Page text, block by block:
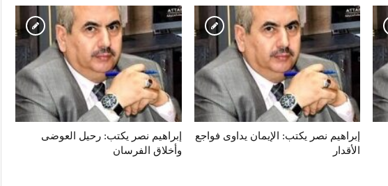
إبراهيم نصر يكتب: الإيمان يداوى فواجع
الأقدار
إبراهيم نصر يكتب: رحيل العوضى
وأخلاق الفرسان